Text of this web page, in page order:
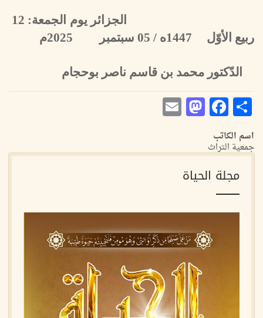
ربيع الأوّل 1447ه / 05 سبتمبر 2025م
الدّكتور محمد بن قاسم ناصر بوحجام
Share
Facebook
Mastodon
اسم الكاتب
جمعية التراث
مجلة الحياة